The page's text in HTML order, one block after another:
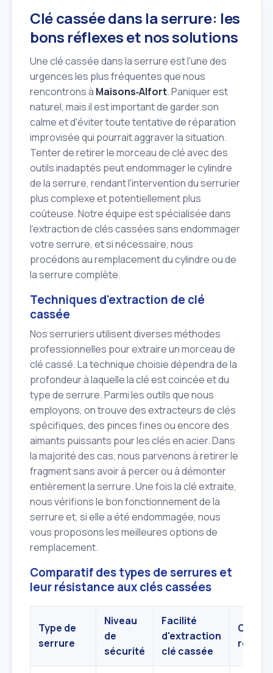
Clé cassée dans la serrure: les
bons réflexes et nos solutions
Une clé cassée dans la serrure est l'une des
urgences les plus fréquentes que nous
rencontrons à Maisons‑Alfort. Paniquer est
naturel, mais il est important de garder son
calme et d'éviter toute tentative de réparation
improvisée qui pourrait aggraver la situation.
Tenter de retirer le morceau de clé avec des
outils inadaptés peut endommager le cylindre
de la serrure, rendant l'intervention du serrurier
plus complexe et potentiellement plus
coûteuse. Notre équipe est spécialisée dans
l'extraction de clés cassées sans endommager
votre serrure, et si nécessaire, nous
procédons au remplacement du cylindre ou de
la serrure complète.
Techniques d'extraction de clé
cassée
Nos serruriers utilisent diverses méthodes
professionnelles pour extraire un morceau de
clé cassé. La technique choisie dépendra de la
profondeur à laquelle la clé est coincée et du
type de serrure. Parmi les outils que nous
employons, on trouve des extracteurs de clés
spécifiques, des pinces fines ou encore des
aimants puissants pour les clés en acier. Dans
la majorité des cas, nous parvenons à retirer le
fragment sans avoir à percer ou à démonter
entièrement la serrure. Une fois la clé extraite,
nous vérifions le bon fonctionnement de la
serrure et, si elle a été endommagée, nous
vous proposons les meilleures options de
remplacement.
Comparatif des types de serrures et
leur résistance aux clés cassées
Type de
serrure
Niveau
de
sécurité
Facilité
d'extraction
clé cassée
Coût